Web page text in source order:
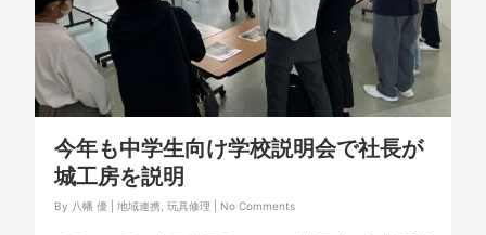
今年も中学生向け学校説明会で社長が
城工房を説明
By 八幡 優 地域連携 玩具修理 No Comments